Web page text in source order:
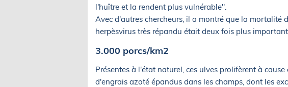
l'huître et la rendent plus vulnérable".
Avec d'autres chercheurs, il a montré que la mortalité
herpèsvirus très répandu était deux fois plus
3.000 porcs/km2
Présentes à l'état naturel, ces ulves prolifèrent à
d'engrais azoté épandus dans les champs, dont les